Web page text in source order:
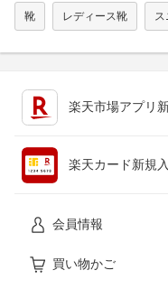
靴 レディース靴
楽天市場アプリ
楽天カード新規
会員情報
買い物かご